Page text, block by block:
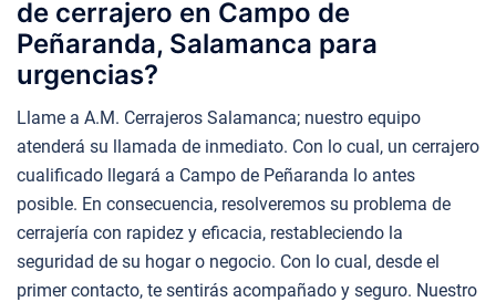
de cerrajero en Campo de
Peñaranda, Salamanca para
urgencias?
Llame a A.M. Cerrajeros Salamanca; nuestro equipo
atenderá su llamada de inmediato. Con lo cual, un cerrajero
cualificado llegará a Campo de Peñaranda lo antes
posible. En consecuencia, resolveremos su problema de
cerrajería con rapidez y eficacia, restableciendo la
seguridad de su hogar o negocio. Con lo cual, desde el
primer contacto, te sentirás acompañado y seguro. Nuestro